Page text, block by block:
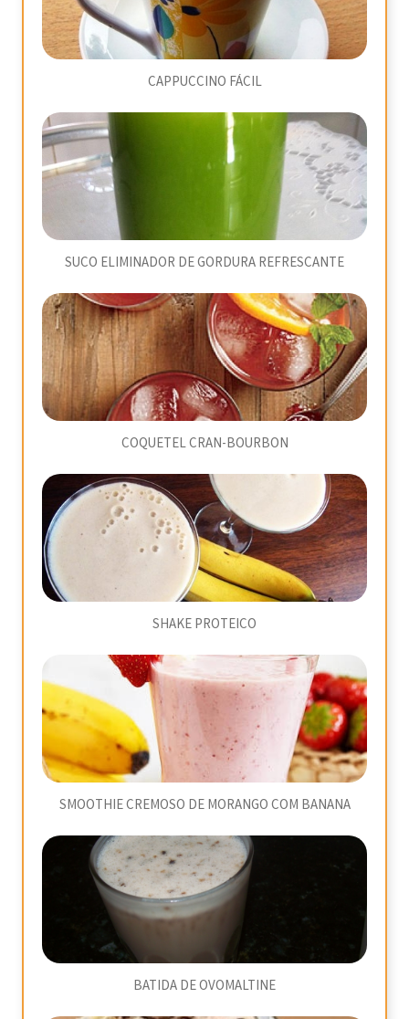
CAPPUCCINO FÁCIL
SUCO ELIMINADOR DE GORDURA REFRESCANTE
COQUETEL CRAN-BOURBON
SHAKE PROTEICO
SMOOTHIE CREMOSO DE MORANGO COM BANANA
BATIDA DE OVOMALTINE